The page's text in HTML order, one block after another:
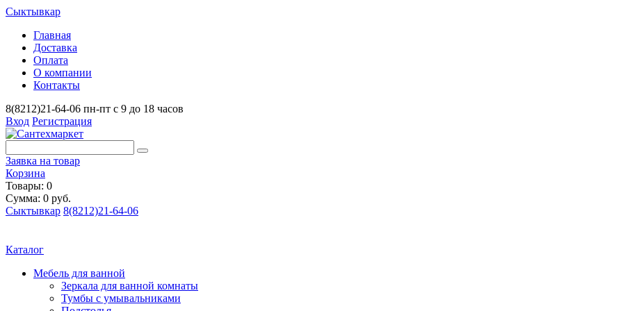
Сыктывкар
Главная
Доставка
Оплата
О компании
Контакты
8(8212)21-64-06 пн-пт с 9 до 18 часов
Вход Регистрация
Заявка на товар
Корзина
Товары: 0
Сумма: 0 руб.
Сыктывкар 8(8212)21-64-06
Каталог
Мебель для ванной
Зеркала для ванной комнаты
Тумбы с умывальниками